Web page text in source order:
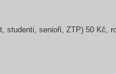
studenti, senioři, ZTP) 50 Kč,